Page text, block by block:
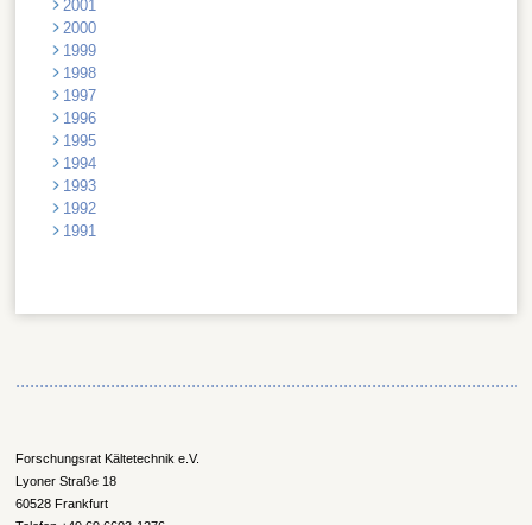
2001
2000
1999
1998
1997
1996
1995
1994
1993
1992
1991
Forschungsrat Kältetechnik e.V.
Lyoner Straße 18
60528 Frankfurt